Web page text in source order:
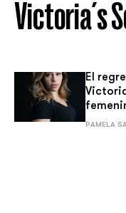
Victoria´s
El
PAMELA